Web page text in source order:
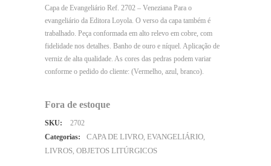
Capa de Evangeliário Ref. 2702 – Veneziana Para o
evangeliário da Editora Loyola. O verso da capa também é
trabalhado. Peça conformada em alto relevo em cobre, com
fidelidade nos detalhes. Banho de ouro e níquel. Aplicação de
verniz de alta qualidade. As cores das pedras podem variar
conforme o pedido do cliente: (Vermelho, azul, branco).
Fora de estoque
SKU:
2702
Categorias:
CAPA DE LIVRO, EVANGELIÁRIO,
LIVROS, OBJETOS LITÚRGICOS